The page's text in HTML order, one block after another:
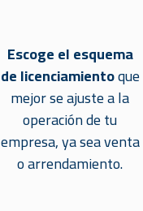
Escoge el esquema
de licenciamientoque
mejor se ajuste a la
operación de tu
empresa, ya sea venta
o arrendamiento.